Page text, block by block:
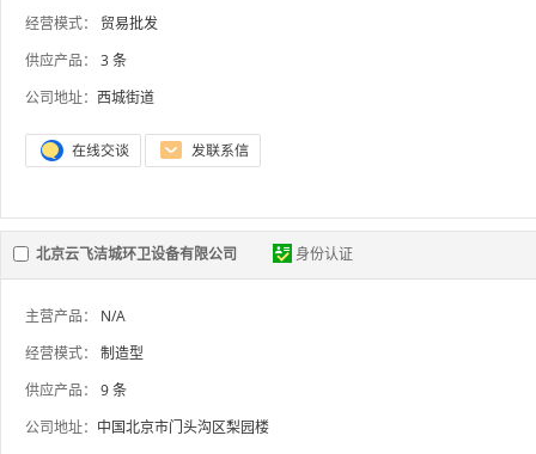
经营模式：
贸易批发
供应产品：
3 条
公司地址： 西城街道
北京云飞洁城环卫设备有限公司 身份认证
主营产品：
N/A
经营模式：
制造型
供应产品：
9 条
公司地址： 中国北京市门头沟区梨园楼